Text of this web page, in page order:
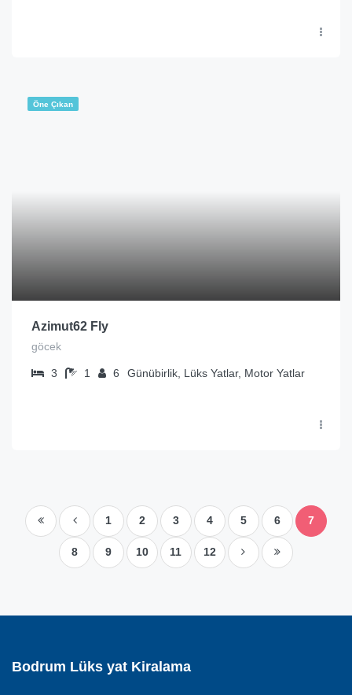
Öne Çıkan
Azimut62 Fly
göcek
3 1 6 Günübirlik, Lüks Yatlar, Motor Yatlar
1 2 3 4 5 6 7
8 9 10 11 12
Bodrum Lüks yat Kiralama